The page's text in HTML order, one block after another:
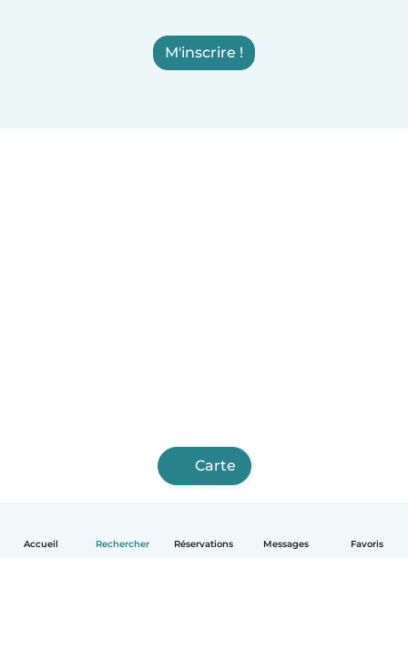
Accueil Rechercher Réservations Messages Favoris
M'inscrire !
Carte